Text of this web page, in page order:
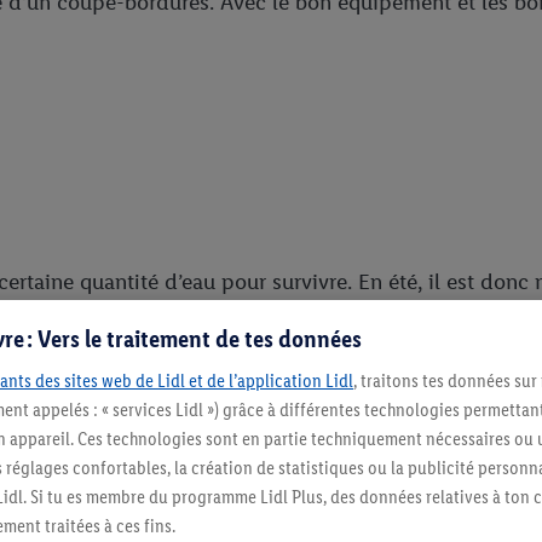
quantité d’eau pour survivre. En été, il est donc
posé a besoin d’être arrosé abondamment au
sans problème.
abondamment une fois par semaine. Les
puisse pénétrer à cette profondeur. En
s’évapore pas directement, mais pénètre dans la terre.
: Vers le traitement de tes données
des sites web de Lidl et de l’application Lidl, traitons tes données
appelés : « services Lidl ») grâce à différentes technologies
Ces technologies sont en partie techniquement nécessaires ou
réglages confortables, la création de statistiques ou la publicité
Si tu es membre du programme Lidl Plus, des données relatives à ton
traitées à ces fins.